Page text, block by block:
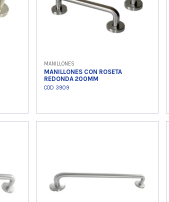
MANILLONES
MANILLONES CON ROSETA
REDONDA 200MM
COD 3909